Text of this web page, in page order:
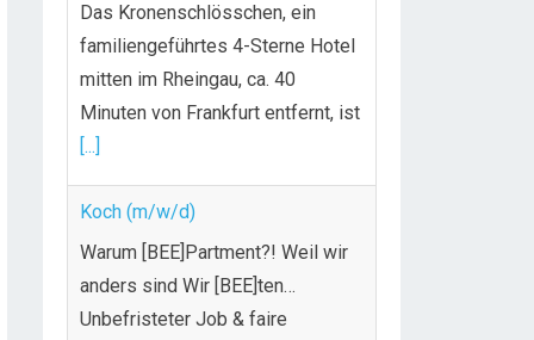
Das Kronenschlösschen, ein
familiengeführtes 4-Sterne Hotel
mitten im Rheingau, ca. 40
Minuten von Frankfurt entfernt, ist
[...]
Koch (m/w/d)
Warum [BEE]Partment?! Weil wir
anders sind Wir [BEE]ten…
Unbefristeter Job & faire